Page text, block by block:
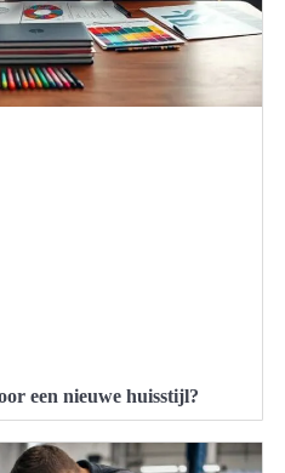
een nieuwe huisstijl?